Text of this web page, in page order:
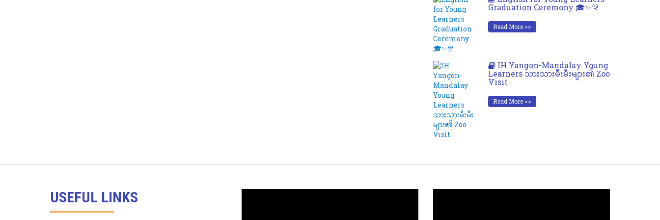
Graduation Ceremony 🎓✨🎊
Read More >>
IH Yangon-Mandalay Young
Learners သားသားမီးမီးများ၏ Zoo
Visit
Read More >>
USEFUL LINKS